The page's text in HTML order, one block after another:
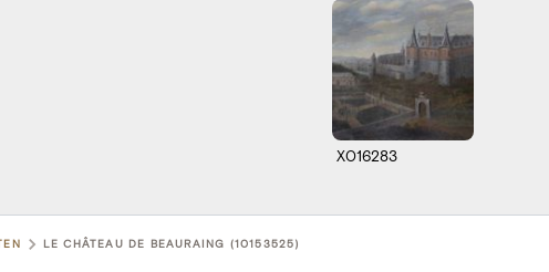
X016283
LE CHÂTEAU DE BEAURAING (10153525)